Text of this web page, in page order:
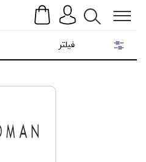
Search
فیلتر